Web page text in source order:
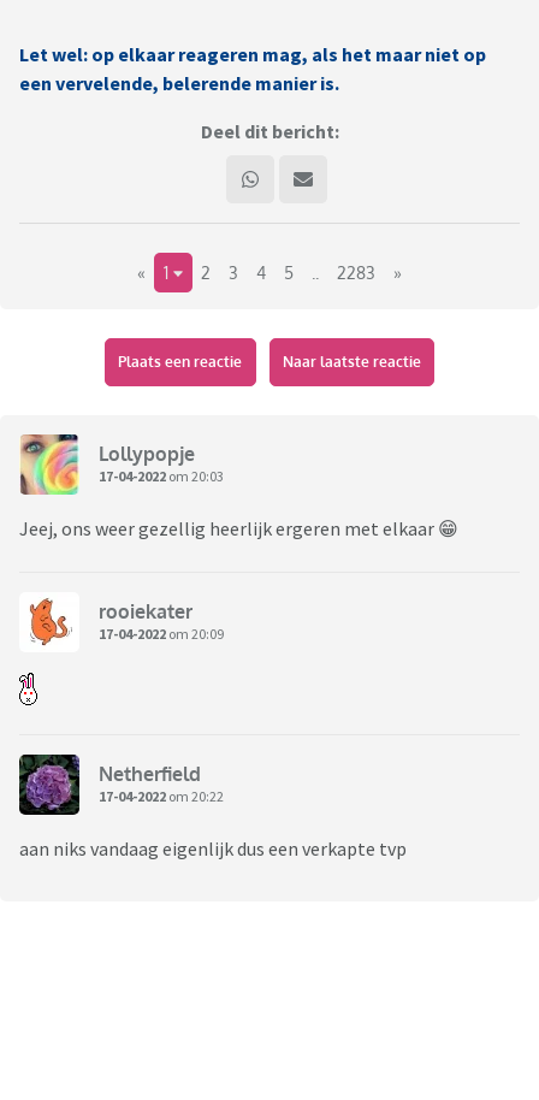
Let wel: op elkaar reageren mag, als het maar niet op
een vervelende, belerende manier is.
Deel dit bericht:
« 1 2 3 4 5 2283 »
Plaats een reactie Naar laatste reactie
Lollypopje
17-04-2022 om 20:03
Jeej, ons weer gezellig heerlijk ergeren met elkaar 😁
rooiekater
17-04-2022 om 20:09
Netherfield
17-04-2022 om 20:22
aan niks vandaag eigenlijk dus een verkapte tvp